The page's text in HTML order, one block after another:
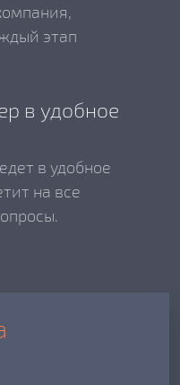
этап
в удобное
в удобное
на все